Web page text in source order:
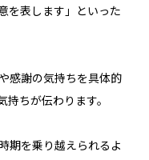
を表します」といった
感謝の気持ちを具体的
持ちが伝わります。
期を乗り越えられるよ